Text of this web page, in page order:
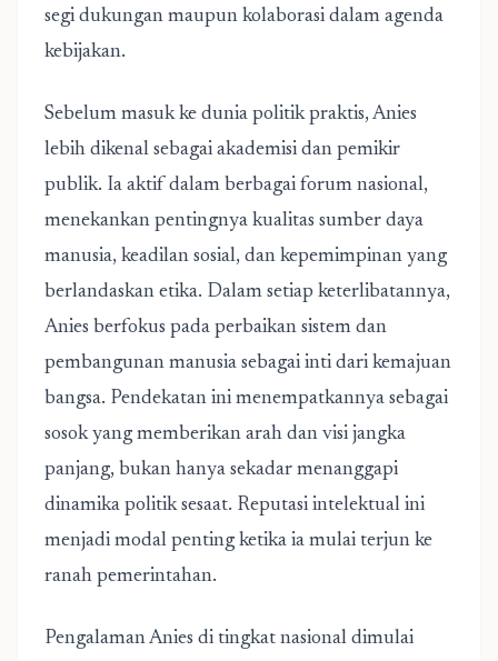
segi dukungan maupun kolaborasi dalam agenda
kebijakan.
Sebelum masuk ke dunia politik praktis, Anies
lebih dikenal sebagai akademisi dan pemikir
publik. Ia aktif dalam berbagai forum nasional,
menekankan pentingnya kualitas sumber daya
manusia, keadilan sosial, dan kepemimpinan yang
berlandaskan etika. Dalam setiap keterlibatannya,
Anies berfokus pada perbaikan sistem dan
pembangunan manusia sebagai inti dari kemajuan
bangsa. Pendekatan ini menempatkannya sebagai
sosok yang memberikan arah dan visi jangka
panjang, bukan hanya sekadar menanggapi
dinamika politik sesaat. Reputasi intelektual ini
menjadi modal penting ketika ia mulai terjun ke
ranah pemerintahan.
Pengalaman Anies di tingkat nasional dimulai